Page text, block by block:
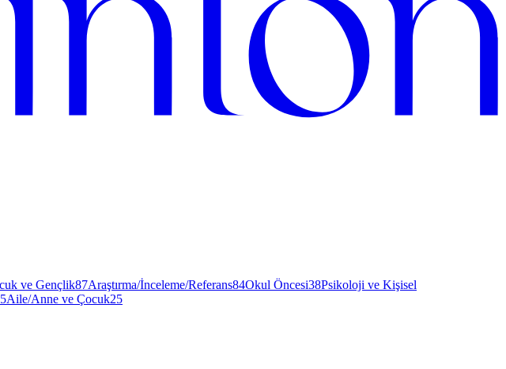
ve Gençlik87Araştırma/İnceleme/Referans84Okul Öncesi38Psikoloji ve Kişisel
Aile/Anne ve Çocuk25